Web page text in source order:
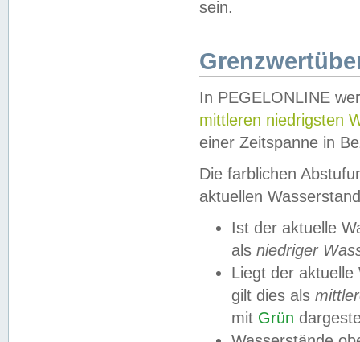
sein.
In PEGELONLINE
mittleren niedrigsten
einer Zeitspanne in
Die farblichen
aktuellen
Ist der aktuelle
als niedriger
Liegt der
gilt dies als
mit Grün